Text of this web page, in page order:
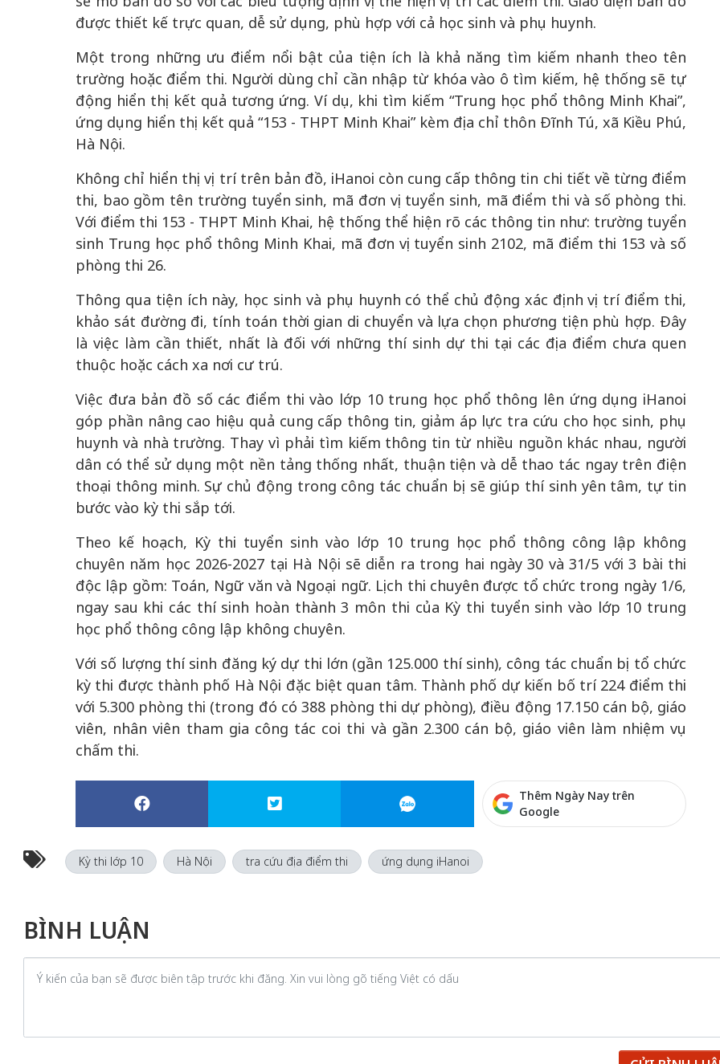
được thiết kế trực quan, dễ sử dụng, phù hợp với cả học sinh và phụ huynh.
Một trong những ưu điểm nổi bật của tiện ích là khả năng tìm kiếm nhanh theo tên
trường hoặc điểm thi. Người dùng chỉ cần nhập từ khóa vào ô tìm kiếm, hệ thống sẽ tự
động hiển thị kết quả tương ứng. Ví dụ, khi tìm kiếm “Trung học phổ thông Minh Khai”,
ứng dụng hiển thị kết quả “153 - THPT Minh Khai” kèm địa chỉ thôn Đĩnh Tú, xã Kiều Phú,
Hà Nội.
Không chỉ hiển thị vị trí trên bản đồ, iHanoi còn cung cấp thông tin chi tiết về từng điểm
thi, bao gồm tên trường tuyển sinh, mã đơn vị tuyển sinh, mã điểm thi và số phòng thi.
Với điểm thi 153 - THPT Minh Khai, hệ thống thể hiện rõ các thông tin như: trường tuyển
sinh Trung học phổ thông Minh Khai, mã đơn vị tuyển sinh 2102, mã điểm thi 153 và số
phòng thi 26.
Thông qua tiện ích này, học sinh và phụ huynh có thể chủ động xác định vị trí điểm thi,
khảo sát đường đi, tính toán thời gian di chuyển và lựa chọn phương tiện phù hợp. Đây
là việc làm cần thiết, nhất là đối với những thí sinh dự thi tại các địa điểm chưa quen
thuộc hoặc cách xa nơi cư trú.
Việc đưa bản đồ số các điểm thi vào lớp 10 trung học phổ thông lên ứng dụng iHanoi
góp phần nâng cao hiệu quả cung cấp thông tin, giảm áp lực tra cứu cho học sinh, phụ
huynh và nhà trường. Thay vì phải tìm kiếm thông tin từ nhiều nguồn khác nhau, người
dân có thể sử dụng một nền tảng thống nhất, thuận tiện và dễ thao tác ngay trên điện
thoại thông minh. Sự chủ động trong công tác chuẩn bị sẽ giúp thí sinh yên tâm, tự tin
bước vào kỳ thi sắp tới.
Theo kế hoạch, Kỳ thi tuyển sinh vào lớp 10 trung học phổ thông công lập không
chuyên năm học 2026-2027 tại Hà Nội sẽ diễn ra trong hai ngày 30 và 31/5 với 3 bài thi
độc lập gồm: Toán, Ngữ văn và Ngoại ngữ. Lịch thi chuyên được tổ chức trong ngày 1/6,
ngay sau khi các thí sinh hoàn thành 3 môn thi của Kỳ thi tuyển sinh vào lớp 10 trung
học phổ thông công lập không chuyên.
Với số lượng thí sinh đăng ký dự thi lớn (gần 125.000 thí sinh), công tác chuẩn bị tổ chức
kỳ thi được thành phố Hà Nội đặc biệt quan tâm. Thành phố dự kiến bố trí 224 điểm thi
với 5.300 phòng thi (trong đó có 388 phòng thi dự phòng), điều động 17.150 cán bộ, giáo
viên, nhân viên tham gia công tác coi thi và gần 2.300 cán bộ, giáo viên làm nhiệm vụ
chấm thi.
Thêm Ngày Nay trên
Google
Kỳ thi lớp 10 Hà Nội tra cứu địa điểm thi ứng dụng iHanoi
BÌNH LUẬN
50 năm Việt Nam gia
nhập UNESCO: Khơi
nguồn nội lực văn hóa,
định hình vị thế kiến
tạo | Kỳ 4: Sáng kiến
làm nên diện mạo mới
50 năm Việt Nam gia
nhập UNESCO: Khơi
nguồn nội lực văn hóa,
định hình vị thế kiến
Việt Nam
nhập UNESCO: Khơi
nguồn nội lực văn hóa,
định hình vị thế kiến
tạo | Kỳ 1: Khát vọng
50 năm Việt
nhập
nguồn nội lực,
vị thế kiến
triển